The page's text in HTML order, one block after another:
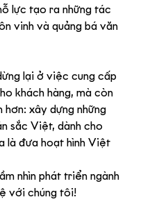
lực tạo ra những tác
vinh và quảng bá văn
lại ở việc cung cấp
khách hàng, mà còn
xây dựng những
sắc Việt, dành cho
là đưa hoạt hình Việt
nhìn phát triển ngành
với chúng tôi!